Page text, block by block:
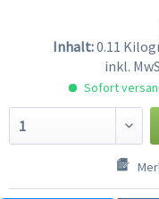
Inhalt:0.11
inkl.
Sofort